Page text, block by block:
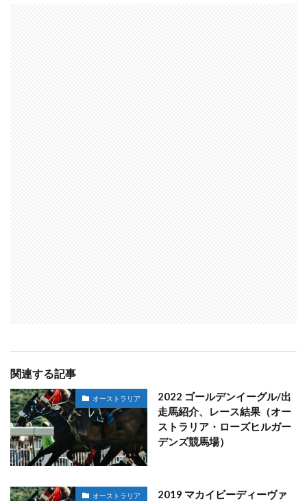
関連する記事
オーストラリア
2022 ゴールデンイーグル/出
走馬紹介、レース結果（オー
ストラリア・ローズヒルガー
デンズ競馬場）
オーストラリア
2019 マカイビーディーヴァ